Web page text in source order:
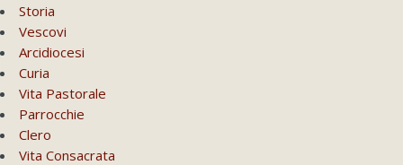
Storia
Vescovi
Arcidiocesi
Curia
Vita Pastorale
Parrocchie
Clero
Vita Consacrata